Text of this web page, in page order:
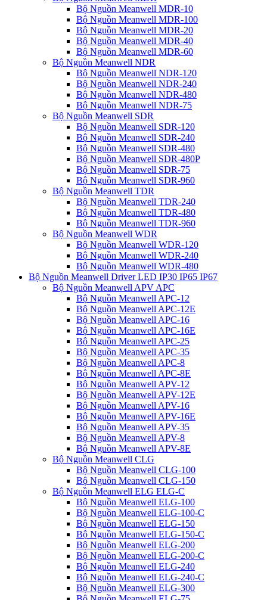
Bộ Nguồn Meanwell MDR-10
Bộ Nguồn Meanwell MDR-100
Bộ Nguồn Meanwell MDR-20
Bộ Nguồn Meanwell MDR-40
Bộ Nguồn Meanwell MDR-60
Bộ Nguồn Meanwell NDR
Bộ Nguồn Meanwell NDR-120
Bộ Nguồn Meanwell NDR-240
Bộ Nguồn Meanwell NDR-480
Bộ Nguồn Meanwell NDR-75
Bộ Nguồn Meanwell SDR
Bộ Nguồn Meanwell SDR-120
Bộ Nguồn Meanwell SDR-240
Bộ Nguồn Meanwell SDR-480
Bộ Nguồn Meanwell SDR-480P
Bộ Nguồn Meanwell SDR-75
Bộ Nguồn Meanwell SDR-960
Bộ Nguồn Meanwell TDR
Bộ Nguồn Meanwell TDR-240
Bộ Nguồn Meanwell TDR-480
Bộ Nguồn Meanwell TDR-960
Bộ Nguồn Meanwell WDR
Bộ Nguồn Meanwell WDR-120
Bộ Nguồn Meanwell WDR-240
Bộ Nguồn Meanwell WDR-480
Bộ Nguồn Meanwell Driver LED IP30 IP65 IP67
Bộ Nguồn Meanwell APV APC
Bộ Nguồn Meanwell APC-12
Bộ Nguồn Meanwell APC-12E
Bộ Nguồn Meanwell APC-16
Bộ Nguồn Meanwell APC-16E
Bộ Nguồn Meanwell APC-25
Bộ Nguồn Meanwell APC-35
Bộ Nguồn Meanwell APC-8
Bộ Nguồn Meanwell APC-8E
Bộ Nguồn Meanwell APV-12
Bộ Nguồn Meanwell APV-12E
Bộ Nguồn Meanwell APV-16
Bộ Nguồn Meanwell APV-16E
Bộ Nguồn Meanwell APV-35
Bộ Nguồn Meanwell APV-8
Bộ Nguồn Meanwell APV-8E
Bộ Nguồn Meanwell CLG
Bộ Nguồn Meanwell CLG-100
Bộ Nguồn Meanwell CLG-150
Bộ Nguồn Meanwell ELG ELG-C
Bộ Nguồn Meanwell ELG-100
Bộ Nguồn Meanwell ELG-100-C
Bộ Nguồn Meanwell ELG-150
Bộ Nguồn Meanwell ELG-150-C
Bộ Nguồn Meanwell ELG-200
Bộ Nguồn Meanwell ELG-200-C
Bộ Nguồn Meanwell ELG-240
Bộ Nguồn Meanwell ELG-240-C
Bộ Nguồn Meanwell ELG-300